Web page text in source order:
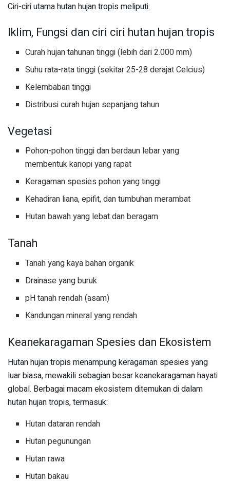
Ciri-ciri utama hutan hujan tropis meliputi:
Iklim, Fungsi dan ciri ciri hutan hujan tropis
Curah hujan tahunan tinggi (lebih dari 2.000 mm)
Suhu rata-rata tinggi (sekitar 25-28 derajat Celcius)
Kelembaban tinggi
Distribusi curah hujan sepanjang tahun
Vegetasi
Pohon-pohon tinggi dan berdaun lebar yang
membentuk kanopi yang rapat
Keragaman spesies pohon yang tinggi
Kehadiran liana, epifit, dan tumbuhan merambat
Hutan bawah yang lebat dan beragam
Tanah
Tanah yang kaya bahan organik
Drainase yang buruk
pH tanah rendah (asam)
Kandungan mineral yang rendah
Keanekaragaman Spesies dan Ekosistem
Hutan hujan tropis menampung keragaman spesies yang
luar biasa, mewakili sebagian besar keanekaragaman hayati
global. Berbagai macam ekosistem ditemukan di dalam
hutan hujan tropis, termasuk:
Hutan dataran rendah
Hutan pegunungan
Hutan rawa
Hutan bakau